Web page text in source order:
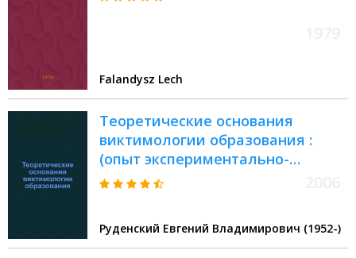
Falandysz Lech
Теоретические основания
виктимологии образования :
(опыт экспериментально-
аналитического исследования)
Руденский Евгений Владимирович (1952-)